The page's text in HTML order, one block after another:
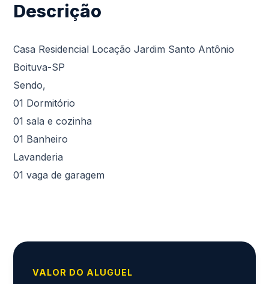
Descrição
Casa Residencial Locação Jardim Santo Antônio
Boituva-SP
Sendo,
01 Dormitório
01 sala e cozinha
01 Banheiro
Lavanderia
01 vaga de garagem
VALOR DO ALUGUEL